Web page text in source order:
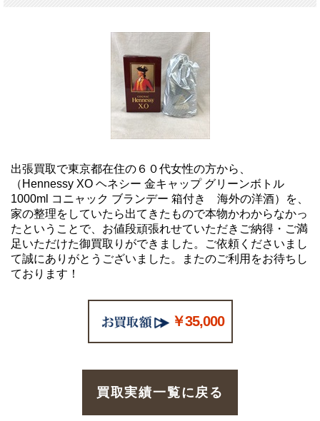
出張買取で東京都在住の６０代女性の方から、
（Hennessy XO ヘネシー 金キャップ グリーンボトル
1000ml コニャック ブランデー 箱付き 海外の洋酒）を、
家の整理をしていたら出てきたもので本物かわからなかっ
たということで、お値段頑張れせていただきご納得・ご満
足いただけた御買取りができました。ご依頼くださいまし
て誠にありがとうございました。またのご利用をお待ちし
ております！
￥35,000
買取実績一覧に戻る